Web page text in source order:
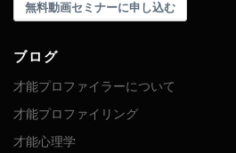
無料動画セミナーに申し込む
ブログ
才能プロファイラーについて
才能プロファイリング
才能心理学